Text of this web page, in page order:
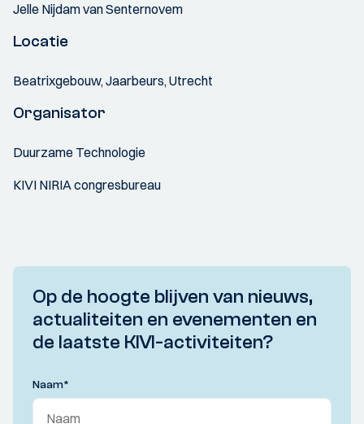
Jelle Nijdam van Senternovem
Locatie
Beatrixgebouw, Jaarbeurs, Utrecht
Organisator
Duurzame Technologie
KIVI NIRIA congresbureau
Op de hoogte blijven van nieuws,
actualiteiten en evenementen en
de laatste KIVI-activiteiten?
Naam*